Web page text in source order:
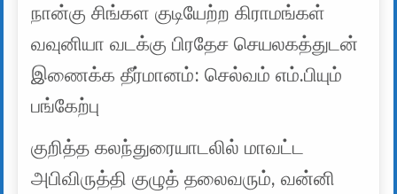
நான்கு சிங்கள குடியேற்ற கிராமங்கள்
வவுனியா வடக்கு பிரதேச செயலகத்துடன்
இணைக்க தீர்மானம்: செல்வம் எம்.பியும்
பங்கேற்பு
குறித்த கலந்துரையாடலில் மாவட்ட
அபிவிருத்தி குழுத் தலைவரும், வன்னி